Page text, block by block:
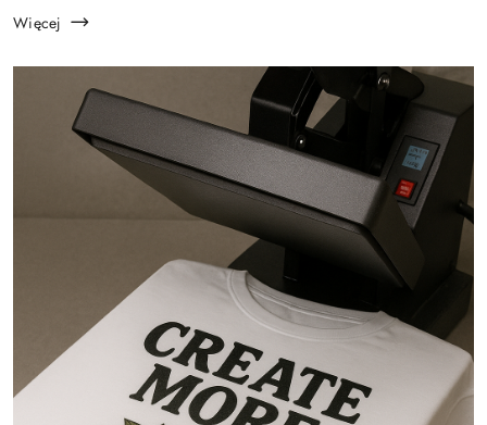
matematyczną dokładnoś...
Więcej